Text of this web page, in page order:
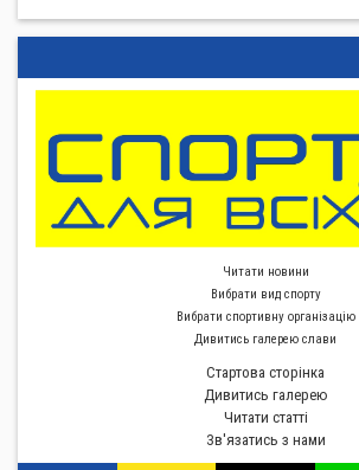
Читати новини
Вибрати вид спорту
Вибрати спортивну органiзацiю
Дивитись галерею слави
Стартова сторiнка
Дивитись галерею
Читати статті
Зв'язатись з нами